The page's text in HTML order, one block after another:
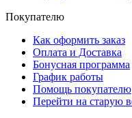
Покупателю
Как оформить заказ
Оплата и Доставка
Бонусная программа
График работы
Помощь покупателю
Перейти на старую